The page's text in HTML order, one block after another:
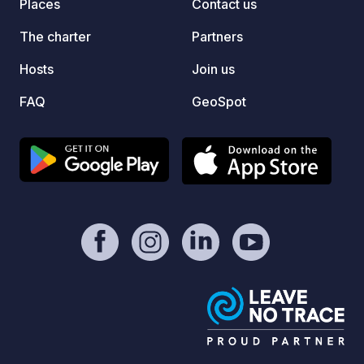
Places
The charter
Hosts
FAQ
Contact us
Partners
Join us
GeoSpot